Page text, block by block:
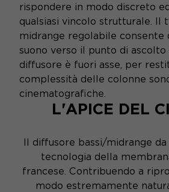
rispondere in modo discreto
qualsiasi vincolo strutturale. Il
midrange regolabile consente
suono verso il punto di ascolto
diffusore è fuori asse, per
complessità delle colonne
cinematografiche.
L'APICE DEL
Il diffusore bassi/midrange
tecnologia della
francese. Contribuendo a
modo estremamente